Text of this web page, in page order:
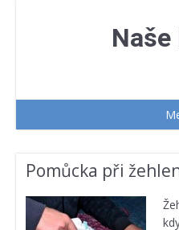
Naše
Pomůcka při